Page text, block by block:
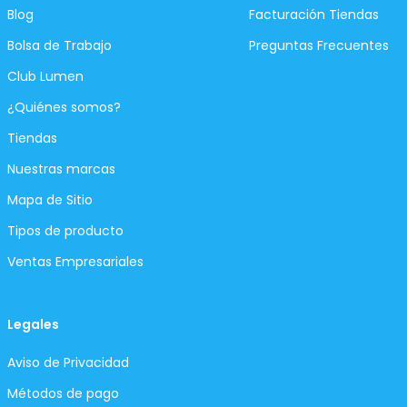
Blog
Bolsa de Trabajo
Club Lumen
¿Quiénes somos?
Tiendas
Nuestras marcas
Mapa de Sitio
Tipos de producto
Ventas Empresariales
Facturación Tiendas
Preguntas Frecuentes
Legales
Aviso de Privacidad
Métodos de pago